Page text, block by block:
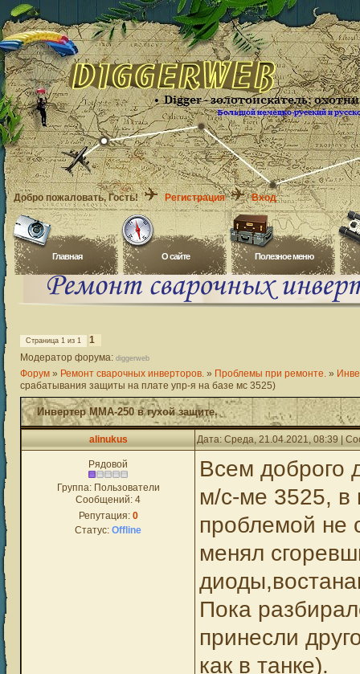
Добро пожаловать, Гость! Регистрация Вход
Главная O сайте Полезное меню
Страница 1 из 1
1
Модератор форума: diggerweb
Форум » Ремонт сварочных инверторов. » Проблемы при ремонте. »
срабатывания защиты на плате упр-я на базе мс 3525)
Инвертер ММА-250 в гухой защите.
alinukus Дата: Среда, 21.04.2021, 08:39 |
Рядовой
Группа: Пользователи
Сообщений: 4
Репутация: 0
Статус: Offline
Всем доброго
м/с-ме 3525, в
проблемой не
менял
Пока
принесли
как в танке).